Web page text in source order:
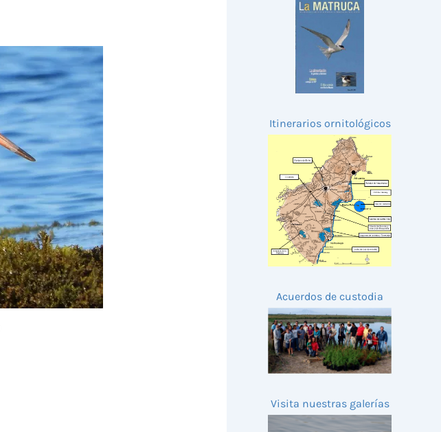
Itinerarios ornitológicos
Acuerdos de custodia
Visita nuestras galerías